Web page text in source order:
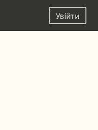
Увійти